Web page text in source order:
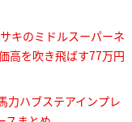
キのミドルスーパーネ
高を吹き飛ばす77万円
力ハブステアインプレ